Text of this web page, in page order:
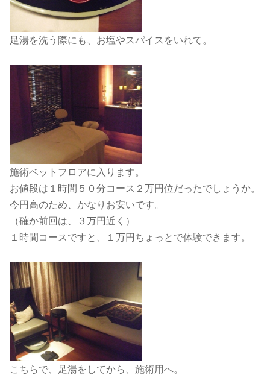
足湯を洗う際にも、お塩やスパイスをいれて。
施術ベットフロアに入ります。
お値段は１時間５０分コース２万円位だったでしょうか。
今円高のため、かなりお安いです。
（確か前回は、３万円近く）
１時間コースですと、１万円ちょっとで体験できます。
こちらで、足湯をしてから、施術用へ。